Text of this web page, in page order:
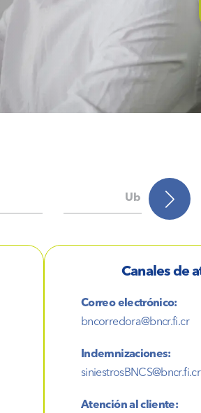
Ubicación
Canales de
Correo electrónico:
bncorredora@bncr.fi.cr
Indemnizaciones:
siniestrosBNCS@bncr.fi.cr
Atención al cliente: